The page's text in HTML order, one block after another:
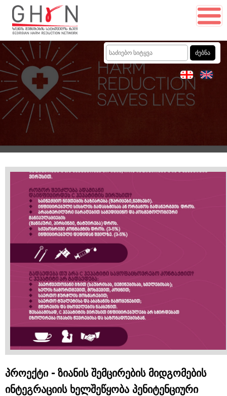
პროექტი - ზიანის შემცირების მიდგომების
ინტეგრაციის ხელშეწყობა პენიტენციური